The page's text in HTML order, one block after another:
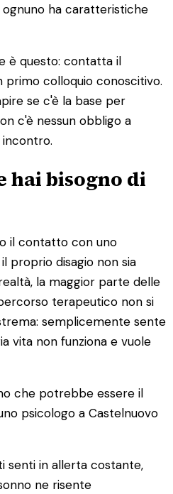
ha caratteristiche
è questo: contatta il
primo colloquio conoscitivo.
se c'è la base per
c'è nessun obbligo a
hai bisogno di
il contatto con uno
proprio disagio non sia
la maggior parte delle
terapeutico non si
semplicemente sente
vita non funziona e vuole
che potrebbe essere il
psicologo a Castelnuovo
senti in allerta costante,
ne risente